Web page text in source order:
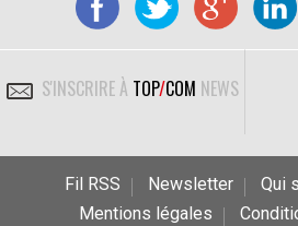
S'INSCRIRE À TOP/COM NEWS
Fil RSS Newsletter
Qui
Mentions légales